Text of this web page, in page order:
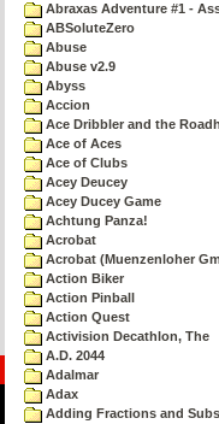
Abraxas Adventure #1 -
ABSoluteZero
Abuse
Abuse v2.9
Abyss
Accion
Ace Dribbler and the
Ace of Aces
Ace of Clubs
Acey Deucey
Acey Ducey Game
Achtung Panza!
Acrobat
Acrobat (Muenzenloher
Action Biker
Action Pinball
Action Quest
Activision Decathlon, The
A.D. 2044
Adalmar
Adax
Adding Fractions and